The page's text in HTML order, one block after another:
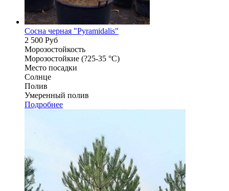
Cосна черная "Pyramidalis"
2 500 Руб
Морозостойкость
Морозостойкие (?25-35 °С)
Место посадки
Солнце
Полив
Умеренный полив
Подробнее